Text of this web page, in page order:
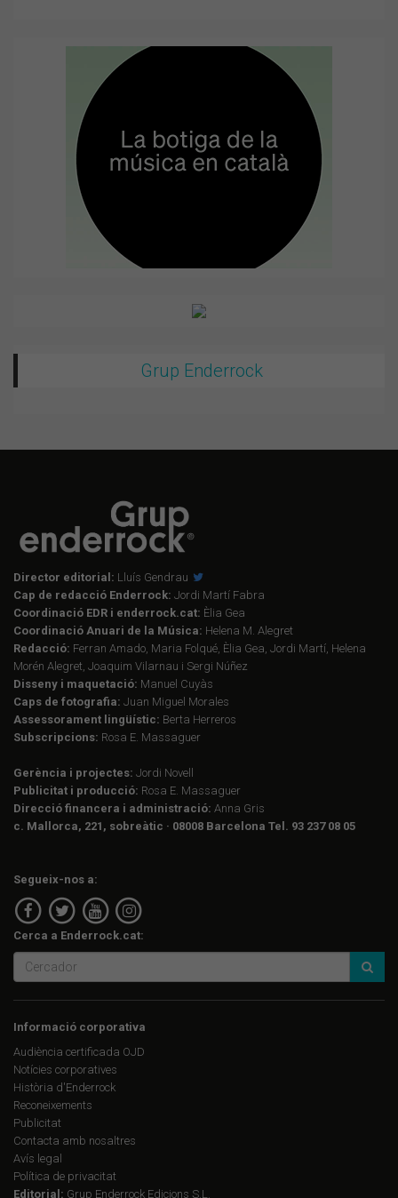
Grup Enderrock
Director editorial: Lluís Gendrau
Cap de redacció Enderrock: Jordi Martí Fabra
Coordinació EDR i enderrock.cat: Èlia Gea
Coordinació Anuari de la Música: Helena M. Alegret
Redacció: Ferran Amado, Maria Folqué, Èlia Gea, Jordi Martí, Helena
Morén Alegret, Joaquim Vilarnau i Sergi Núñez
Disseny i maquetació: Manuel Cuyàs
Caps de fotografia: Juan Miguel Morales
Assessorament lingüístic: Berta Herreros
Subscripcions: Rosa E. Massaguer
Gerència i projectes: Jordi Novell
Publicitat i producció: Rosa E. Massaguer
Direcció financera i administració: Anna Gris
c. Mallorca, 221, sobreàtic · 08008 Barcelona Tel. 93 237 08 05
Segueix-nos a:
Cerca a Enderrock.cat:
Informació corporativa
Audiència certificada OJD
Notícies corporatives
Història d'Enderrock
Reconeixements
Publicitat
Contacta amb nosaltres
Avís legal
Política de privacitat
Editorial: Grup Enderrock Edicions S.L.